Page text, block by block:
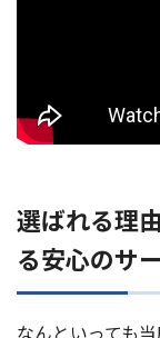
選ばれる理
る安心のサ